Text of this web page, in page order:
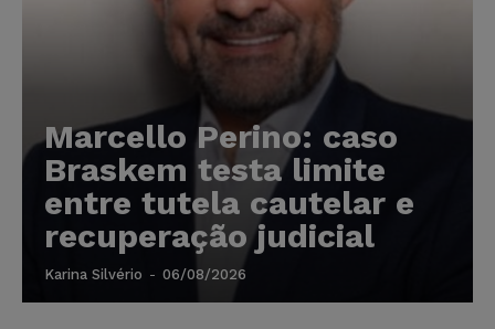
Marcello Perino: caso
Braskem testa limite
entre tutela cautelar e
recuperação judicial
Karina Silvério - 06/08/2026